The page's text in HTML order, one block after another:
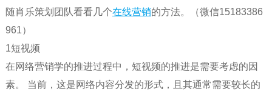
随肖乐策划团队看看几个在线营销的方法。（微信15183386
961）
1短视频
在网络营销学的推进过程中，短视频的推进是需要考虑的因
素。 当前，这是网络内容分发的形式，且其通常需要较长的